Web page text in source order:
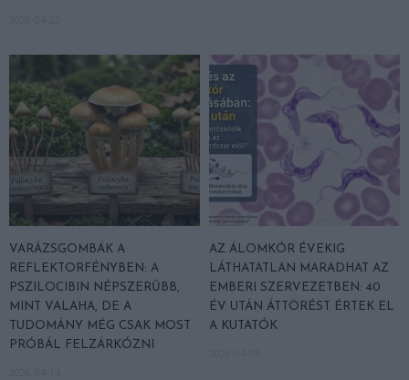
VARÁZSGOMBÁK A
REFLEKTORFÉNYBEN: A
PSZILOCIBIN NÉPSZERŰBB,
MINT VALAHA, DE A
TUDOMÁNY MÉG CSAK MOST
PRÓBÁL FELZÁRKÓZNI
AZ ÁLOMKÓR ÉVEKIG
LÁTHATATLAN MARADHAT AZ
EMBERI SZERVEZETBEN: 40
ÉV UTÁN ÁTTÖRÉST ÉRTEK EL
A KUTATÓK